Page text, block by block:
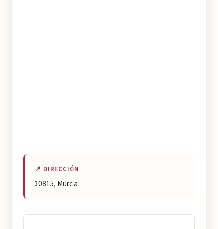
📍 DIRECCIÓN
30815, Murcia